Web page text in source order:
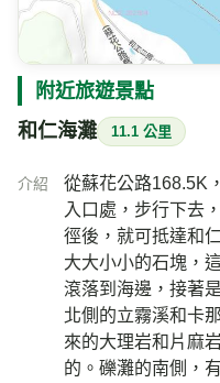
附近旅遊景點
和仁海灘 11.1 公里
介紹
從蘇花公路168.5K
入口處，步行下去
徑後，就可抵達和
大大小小的石塊，
滾落到海邊，接著
北側的立霧溪和卡
來的大理岩和片麻
的。礫灘的南側，